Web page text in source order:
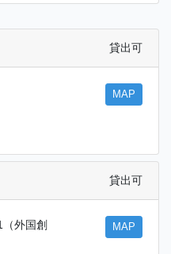
貸出可
MAP
貸出可
外国創
MAP